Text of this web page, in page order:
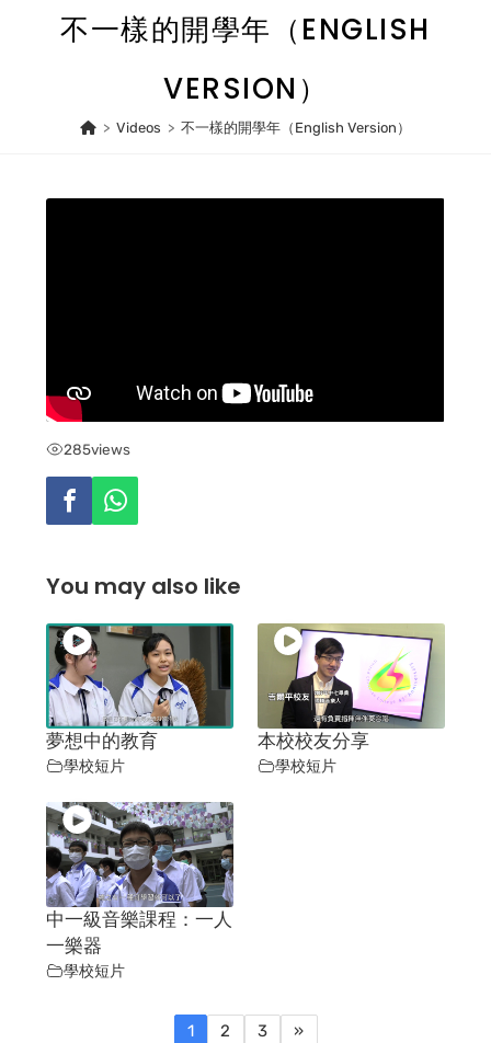
不一樣的開學年（ENGLISH
VERSION）
> Videos > 不一樣的開學年（English Version）
285views
You may also like
夢想中的教育
學校短片
本校校友分享
學校短片
中一級音樂課程：一人
一樂器
學校短片
1 2 3 »